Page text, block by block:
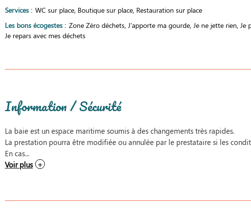
Services : WC sur place Boutique sur place Restauration sur place
Les bons écogestes : Zone Zéro déchets J'apporte ma gourde Je ne jette rien Je
Je repars avec mes déchets
Information / Sécurité
La baie est un espace maritime soumis à des changements très rapides.
La prestation pourra être modifiée ou annulée par le prestataire si les
En cas...
Voir plus